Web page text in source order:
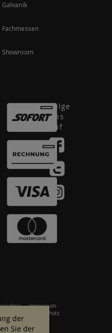
Galvanik
Fachmessen
Showroom
Folge
uns
auf
Impressum
Datenschutz
der
Sie der